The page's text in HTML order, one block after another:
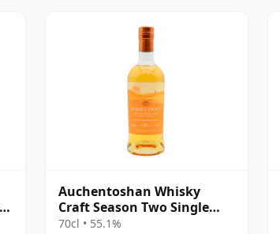
Auchentoshan Whisky
Craft Season Two Single
Cask #851 20 años
70cl • 55.1%